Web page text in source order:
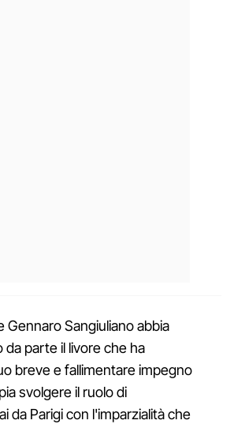
Gennaro Sangiuliano abbia
parte il livore che ha
breve e fallimentare impegno
svolgere il ruolo di
da Parigi con l'imparzialità che